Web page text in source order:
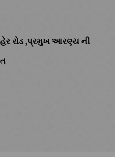
નહેર રોડ ,પ્રમુખ આરણ્ય ની